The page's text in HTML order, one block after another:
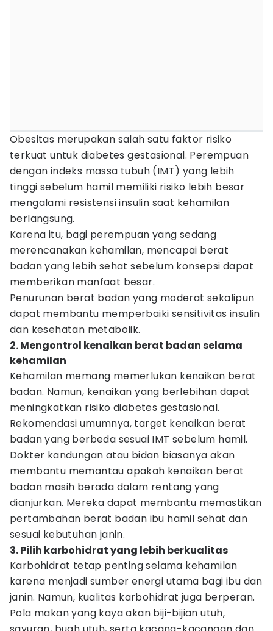
Obesitas merupakan salah satu faktor risiko
terkuat untuk diabetes gestasional. Perempuan
dengan indeks massa tubuh (IMT) yang lebih
tinggi sebelum hamil memiliki risiko lebih besar
mengalami resistensi insulin saat kehamilan
berlangsung.
Karena itu, bagi perempuan yang sedang
merencanakan kehamilan, mencapai berat
badan yang lebih sehat sebelum konsepsi dapat
memberikan manfaat besar.
Penurunan berat badan yang moderat sekalipun
dapat membantu memperbaiki sensitivitas insulin
dan kesehatan metabolik.
2. Mengontrol kenaikan berat badan selama
kehamilan
Kehamilan memang memerlukan kenaikan berat
badan. Namun, kenaikan yang berlebihan dapat
meningkatkan risiko diabetes gestasional.
Rekomendasi umumnya, target kenaikan berat
badan yang berbeda sesuai IMT sebelum hamil.
Dokter kandungan atau bidan biasanya akan
membantu memantau apakah kenaikan berat
badan masih berada dalam rentang yang
dianjurkan. Mereka dapat membantu memastikan
pertambahan berat badan ibu hamil sehat dan
sesuai kebutuhan janin.
3. Pilih karbohidrat yang lebih berkualitas
Karbohidrat tetap penting selama kehamilan
karena menjadi sumber energi utama bagi ibu dan
janin. Namun, kualitas karbohidrat juga berperan.
Pola makan yang kaya akan biji-bijian utuh,